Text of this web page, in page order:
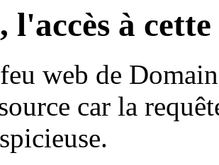
l'accès à
web de
car la